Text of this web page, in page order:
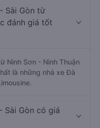
Sài Gòn từ
đánh giá tốt
Ninh Sơn - Ninh Thuận
là những nhà xe Đà
Sài Gòn có giá